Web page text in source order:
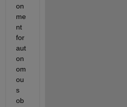
on
me
nt
for
aut
on
om
ou
s
ob